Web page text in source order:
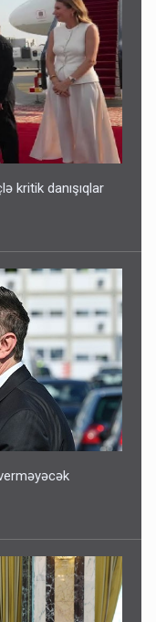
və vəzifələr verilib
kritik danışıqlar